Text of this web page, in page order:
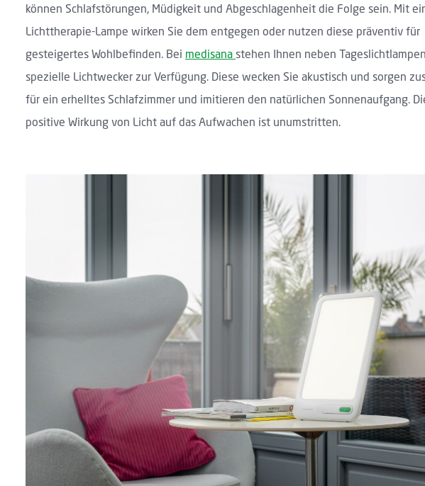
können Schlafstörungen, Müdigkeit und Abgeschlagenheit die Folge sein. Mit
Lichttherapie-Lampe wirken Sie dem entgegen oder nutzen diese präventiv für
gesteigertes Wohlbefinden. Bei medisana stehen Ihnen neben
spezielle Lichtwecker zur Verfügung. Diese wecken Sie akustisch und sorgen
für ein erhelltes Schlafzimmer und imitieren den natürlichen Sonnenaufgang.
positive Wirkung von Licht auf das Aufwachen ist unumstritten.